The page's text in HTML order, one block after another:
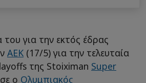
για την εκτός έδρας
ΑΕΚ (17/5) για την τελευταία
της Stoiximan Super
ο Ολυμπιακός